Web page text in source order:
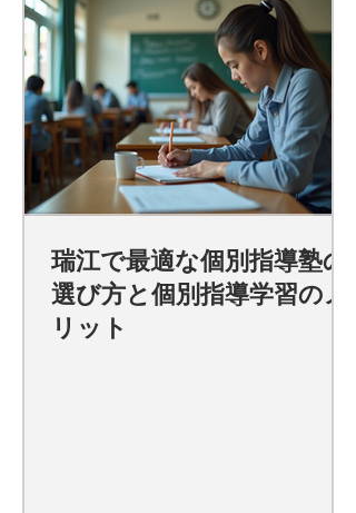
瑞江で最適な個別指導塾の
選び方と個別指導学習のメ
リット